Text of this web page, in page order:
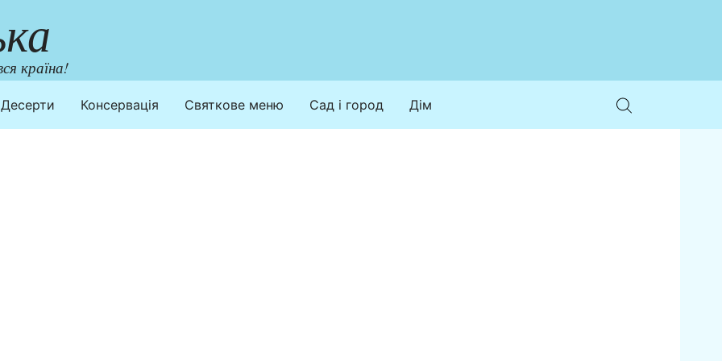
країна!
Десерти Консервація Святкове меню Сад і город Дім